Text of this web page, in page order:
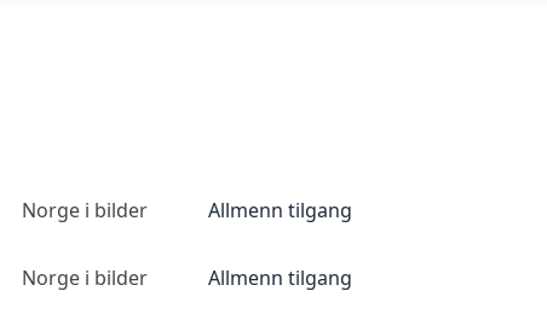
Norge i bilder Allmenn tilgang
Norge i bilder Allmenn tilgang